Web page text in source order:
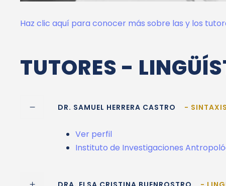
Haz clic aquí para conocer más sobre las y los
TUTORES -
DR. SAMUEL HERRERA CASTRO -
Ver perfil
Instituto de Investigaciones